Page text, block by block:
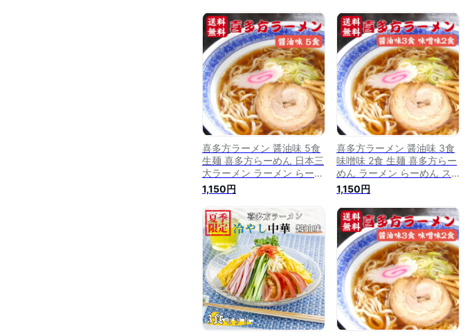
喜多方ラーメン 醤油味 5食
生麺 喜多方らーめん 日本三
大ラーメン ラーメン らーめ
ん スープ付き 生めん しょ
うゆ味 喜多方 喜多方麺茶家
お試し お取り寄せ グルメ
お取り寄せグルメ ご当地グ
ルメ ふくしまプライド 旬食
福来 1,000円ポッキリ
1,150円
喜多方ラーメン 醤油味 3食
味噌味 2食 生麺 喜多方らー
めん ラーメン らーめん ス
ープ付き 生めん しょうゆ味
喜多方 喜多方麺茶家 お試し
お取り寄せ グルメ お取り寄
せグルメ ご当地グルメ ふく
しまプライド 旬食福来
1,150円